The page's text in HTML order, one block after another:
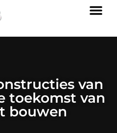
van
toekomst van
bouwen